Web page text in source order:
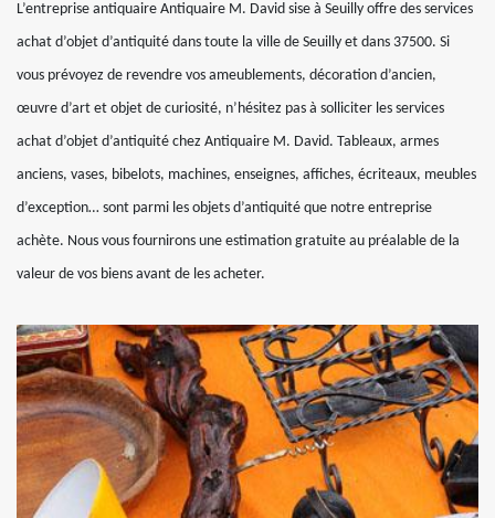
L’entreprise antiquaire Antiquaire M. David sise à Seuilly offre des services
achat d’objet d’antiquité dans toute la ville de Seuilly et dans 37500. Si
vous prévoyez de revendre vos ameublements, décoration d’ancien,
œuvre d’art et objet de curiosité, n’hésitez pas à solliciter les services
achat d’objet d’antiquité chez Antiquaire M. David. Tableaux, armes
anciens, vases, bibelots, machines, enseignes, affiches, écriteaux, meubles
d’exception… sont parmi les objets d’antiquité que notre entreprise
achète. Nous vous fournirons une estimation gratuite au préalable de la
valeur de vos biens avant de les acheter.